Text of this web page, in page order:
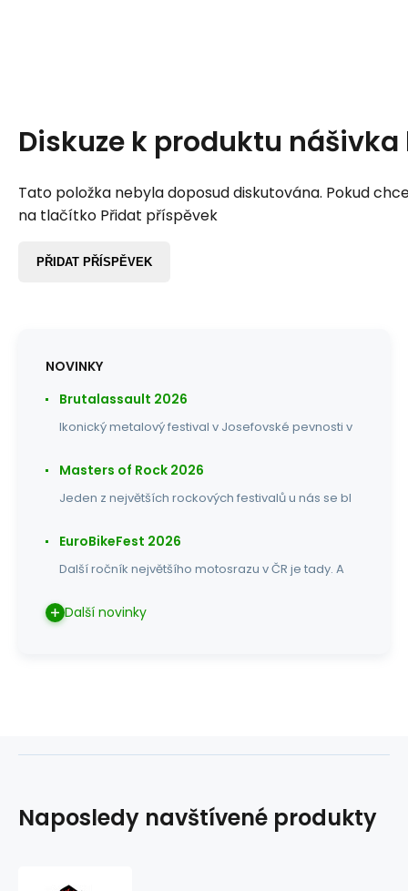
Diskuze k produktu nášivka
Tato položka nebyla doposud diskutována. Pokud
na tlačítko Přidat příspěvek
PŘIDAT PŘÍSPĚVEK
NOVINKY
Brutalassault 2026
Ikonický metalový festival v Josefovské pevnosti v
Masters of Rock 2026
Jeden z největších rockových festivalů u nás se bl
EuroBikeFest 2026
Další ročník největšího motosrazu v ČR je tady. A
Další novinky
Naposledy navštívené produkty